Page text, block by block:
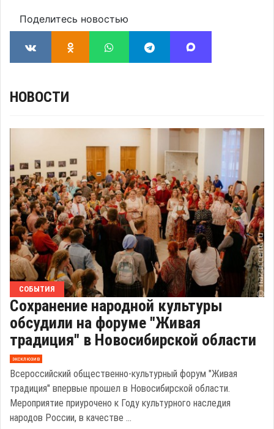
Поделитесь новостью
НОВОСТИ
СОБЫТИЯ
Сохранение народной культуры
обсудили на форуме "Живая
традиция" в Новосибирской области
эксклюзив
Всероссийский общественно-культурный форум "Живая
традиция" впервые прошел в Новосибирской области.
Мероприятие приурочено к Году культурного наследия
народов России, в качестве ...